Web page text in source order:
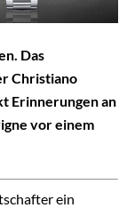
Das
Christiano
Erinnerungen an
vor einem
ein